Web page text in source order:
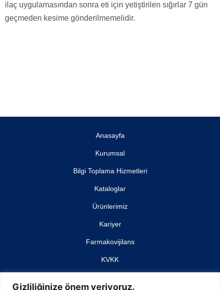
Gizliliğinize önem veriyoruz.
ilaç uygulamasından sonra eti için yetiştirilen sığırlar 7 gün
geçmeden kesime gönderilmemelidir.
Anasayfa
Kurumsal
Bilgi Toplama Hizmetleri
Kataloglar
Ürünlerimiz
Kariyer
Farmakovijilans
KVKK